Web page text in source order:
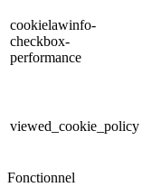
cookielawinfo-
checkbox-
performance
viewed_cookie_policy
Fonctionnel